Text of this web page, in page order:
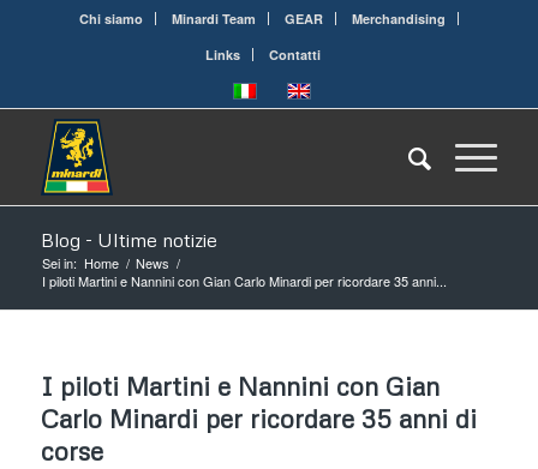
Chi siamo Minardi Team GEAR
Merchandising
Links
Contatti
Blog - Ultime notizie
Sei in: Home / News /
I piloti Martini e Nannini con Gian Carlo Minardi per ricordare 35 anni...
I piloti Martini e Nannini con Gian
Carlo Minardi per ricordare 35 anni di
corse